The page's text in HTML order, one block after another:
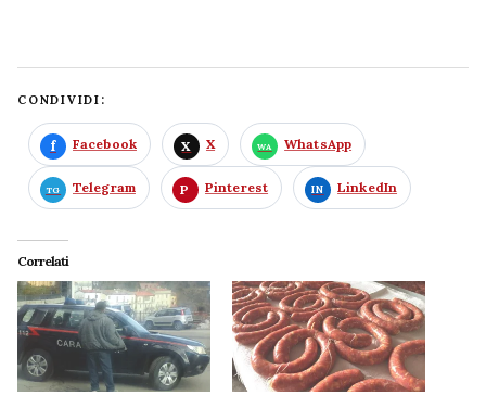
CONDIVIDI:
Facebook X WhatsApp
Telegram Pinterest LinkedIn
Correlati